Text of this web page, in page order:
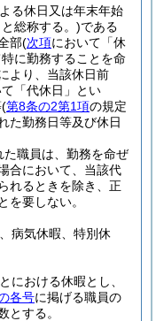
る休日又は年末年始
総称する。)である
部(次項において「休
に勤務することを命
より、当該休日前
「代休日」とい
(第8条の2第1項の規定
た勤務日等及び休日
職員は、勤務を命ぜ
合において、当該代
れるときを除き、正
を要しない。
病気休暇、特別休
における休暇とし、
各号に掲げる職員の
とする。